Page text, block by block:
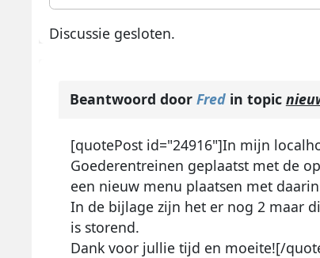
Discussie gesloten.
Beantwoord door Fredin topic
[quotePost id="24916"]In mijn
Goederentreinen geplaatst met de
een nieuw menu plaatsen met
In de bijlage zijn het er nog 2 maar
is storend.
Dank voor jullie tijd en moeite![/